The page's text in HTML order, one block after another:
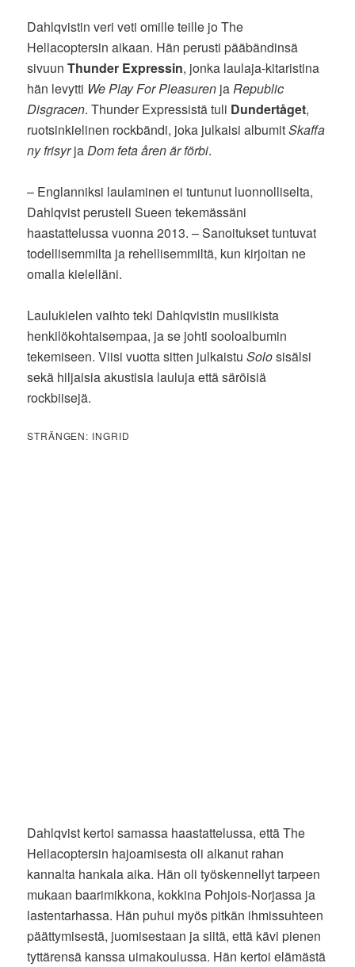
Dahlqvistin veri veti omille teille jo The
Hellacoptersin aikaan. Hän perusti pääbändinsä
sivuunThunder Expressin, jonka laulaja-kitaristina
hän levytti We Play For Pleasuren jaRepublic
Disgracen. Thunder Expressistä tuli Dundertåget,
ruotsinkielinen rockbändi, joka julkaisi albumitSkaffa
ny frisyrjaDom feta åren är förbi.
– Englanniksi laulaminen ei tuntunut luonnolliselta,
Dahlqvist perusteli Sueen tekemässäni
haastattelussa vuonna 2013. – Sanoitukset tuntuvat
todellisemmilta ja rehellisemmiltä, kun kirjoitan ne
omalla kielelläni.
Laulukielen vaihto teki Dahlqvistin musiikista
henkilökohtaisempaa, ja se johti sooloalbumin
tekemiseen. Viisi vuotta sitten julkaistuSolosisälsi
sekä hiljaisia akustisia lauluja että säröisiä
rockbiisejä.
STRÄNGEN: INGRID
Dahlqvist kertoi samassa haastattelussa, että The
Hellacoptersin hajoamisesta oli alkanut rahan
kannalta hankala aika. Hän oli työskennellyt tarpeen
mukaan baarimikkona, kokkina Pohjois-Norjassa ja
lastentarhassa. Hän puhui myös pitkän ihmissuhteen
päättymisestä, juomisestaan ja siitä, että kävi pienen
tyttärensä kanssa uimakoulussa. Hän kertoi elämästä